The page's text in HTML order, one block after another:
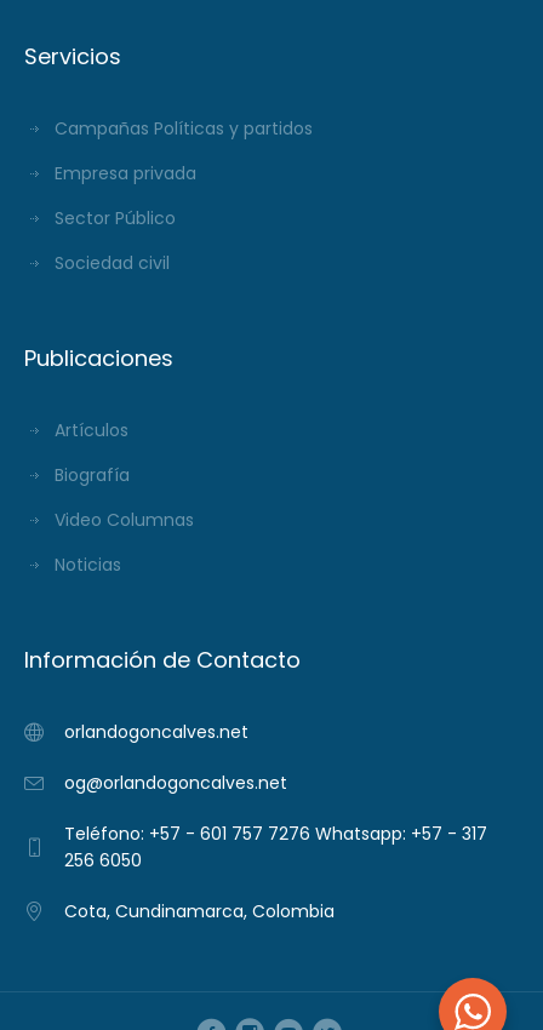
Servicios
Campañas Políticas y partidos
Empresa privada
Sector Público
Sociedad civil
Publicaciones
Artículos
Biografía
Video Columnas
Noticias
Información de Contacto
orlandogoncalves.net
og@orlandogoncalves.net
Teléfono: +57 - 601 757 7276 Whatsapp: +57 - 317
256 6050
Cota, Cundinamarca, Colombia